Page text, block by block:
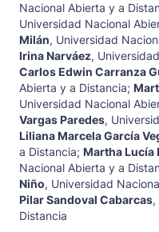
Nacional Abierta y a
Universidad Nacional
Milán, Universidad
Irina Narváez,
Carlos Edwin Carranza
Abierta y a Distancia;
Universidad Nacional
Vargas Paredes,
Liliana Marcela García
a Distancia; Martha Lucía
Nacional Abierta y a
Niño, Universidad
Pilar Sandoval Cabarcas,
Distancia